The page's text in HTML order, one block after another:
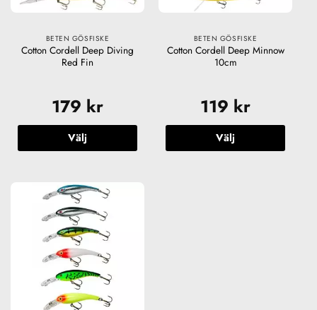
BETEN GÖSFISKE
Cotton Cordell Deep Diving
Red Fin
179 kr
Välj
produkten
har
flera
varianter.
De
olika
alternativen
kan
väljas
BETEN GÖSFISKE
Cotton Cordell Deep Minnow
10cm
119 kr
Välj